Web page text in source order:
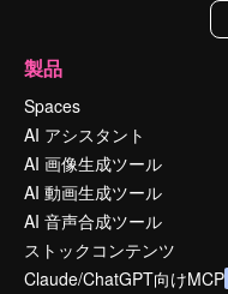
製品
Spaces
AI アシスタント
AI 画像生成ツール
AI 動画生成ツール
AI 音声合成ツール
ストックコンテンツ
Claude/ChatGPT向けMCP